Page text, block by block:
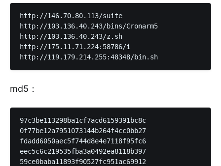
http://146.70.80.113/suite
http://103.136.40.243/bins/Cronarm5
http://103.136.40.243/z.sh
http://175.11.71.224:58786/i
md5：
97c3be113298ba1cf7acd6159391bc8c
0f77be12a7951073144b264f4cc0bb27
fdadd6050aec5f744d8e4e7118f95fc6
eec5c6c219535fba3a0492ea8118b397